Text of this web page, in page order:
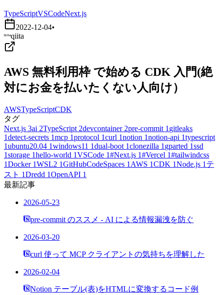
TypeScriptVSCodeNext.js
2022-12-04•
qiita
AWS 無料利用枠 で始める CDK 入門(絶
対にお金を払いたくない人向け）
AWSTypeScriptCDK
タグ
Next.js 3ai 2TypeScript 2devcontainer 2pre-commit 1 gitleaks
1detect-secrets 1mcp 1protocol 1curl 1notion 1notion-api 1typescript
1ubuntu20.04 1windows11 1dual-boot 1clonezilla 1 gparted 1ssd
1storage 1hello-world 1VSCode 1#Next.js 1#Vercel 1#tailwindcss
1Docker 1WSL2 1GitHubCodeSpaces 1 AWS 1CDK 1Node.js 1 テ
スト 1Dredd 1OpenAPI 1
最新記事
2026-05-23
pre-commit のススメ - AI による情報漏洩を防ぐ
2026-03-20
curl 使って MCP クライアントの気持ちを理解した
2026-02-04
Notion テーブル(表)をHTMLに変換するコード例